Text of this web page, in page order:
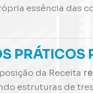
essência das
da Receita
estruturas de